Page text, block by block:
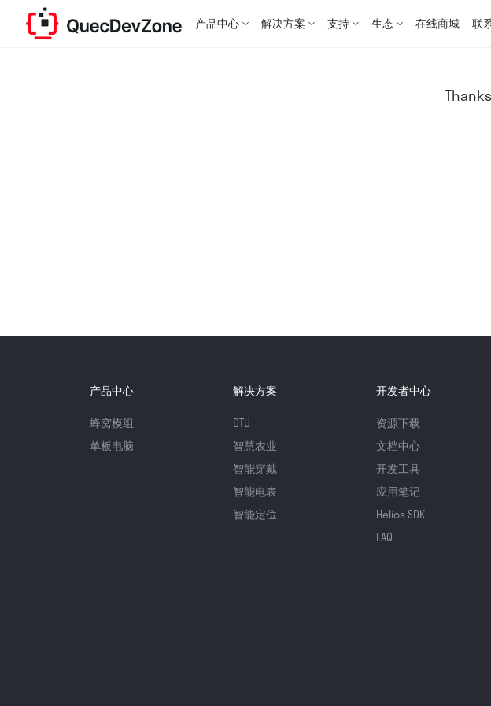
产品中心 解决方案 支持 生态 在线商城 联
产品中心
蜂窝模组
单板电脑
解决方案
DTU
智慧农业
智能穿戴
智能电表
智能定位
开发者中心
资源下载
文档中心
开发工具
应用笔记
Helios SDK
FAQ